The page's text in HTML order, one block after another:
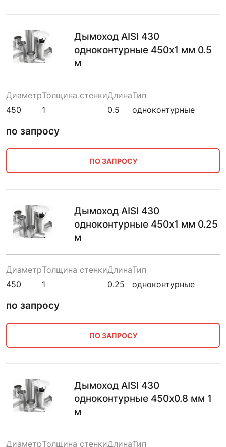
Дымоход AISI 430
одноконтурные 450х1 мм 0.5
м
Диаметр
450
Толщина стенки
1
Длина
0.5
Тип
одноконтурные
по запросу
ПО ЗАПРОСУ
Дымоход AISI 430
одноконтурные 450х1 мм 0.25
м
Диаметр
450
Толщина стенки
1
Длина
0.25
Тип
одноконтурные
по запросу
ПО ЗАПРОСУ
Дымоход AISI 430
одноконтурные 450х0.8 мм 1
м
ДиаметрТолщина стенкиДлинаТип